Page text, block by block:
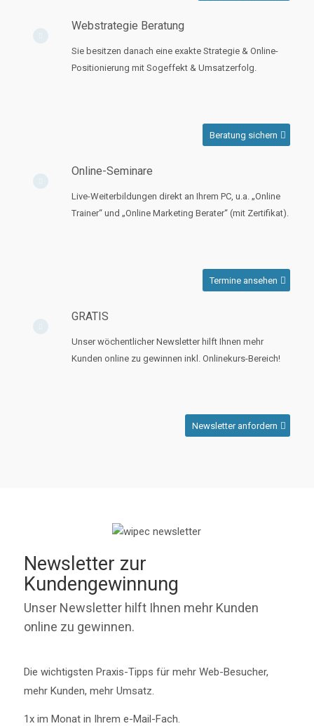
Webstrategie Beratung
Sie besitzen danach eine exakte Strategie & Online-
Positionierung mit Sogeffekt & Umsatzerfolg.
Beratung sichern
Online-Seminare
Live-Weiterbildungen direkt an Ihrem PC, u.a. „Online
Trainer“ und „Online Marketing Berater“ (mit Zertifikat).
Termine ansehen
GRATIS
Unser wöchentlicher Newsletter hilft Ihnen mehr
Kunden online zu gewinnen inkl. Onlinekurs-Bereich!
Newsletter anfordern
Newsletter zur
Kundengewinnung
Unser Newsletter hilft Ihnen mehr Kunden
online zu gewinnen.
Die wichtigsten Praxis-Tipps für mehr Web-Besucher,
mehr Kunden, mehr Umsatz.
1x im Monat in Ihrem e-Mail-Fach.